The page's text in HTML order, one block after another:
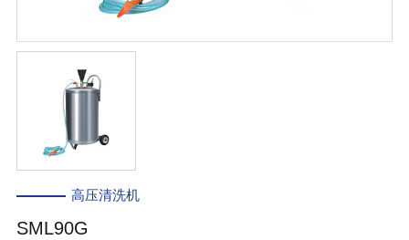
高压清洗机
SML90G